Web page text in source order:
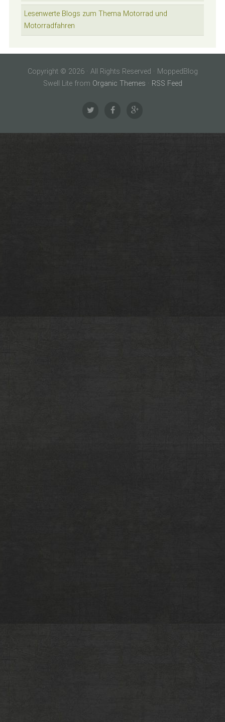
Lesenwerte Blogs zum Thema Motorrad und
Motorradfahren
Copyright © 2026 · All Rights Reserved · MoppedBlog
Swell Lite from Organic Themes · RSS Feed